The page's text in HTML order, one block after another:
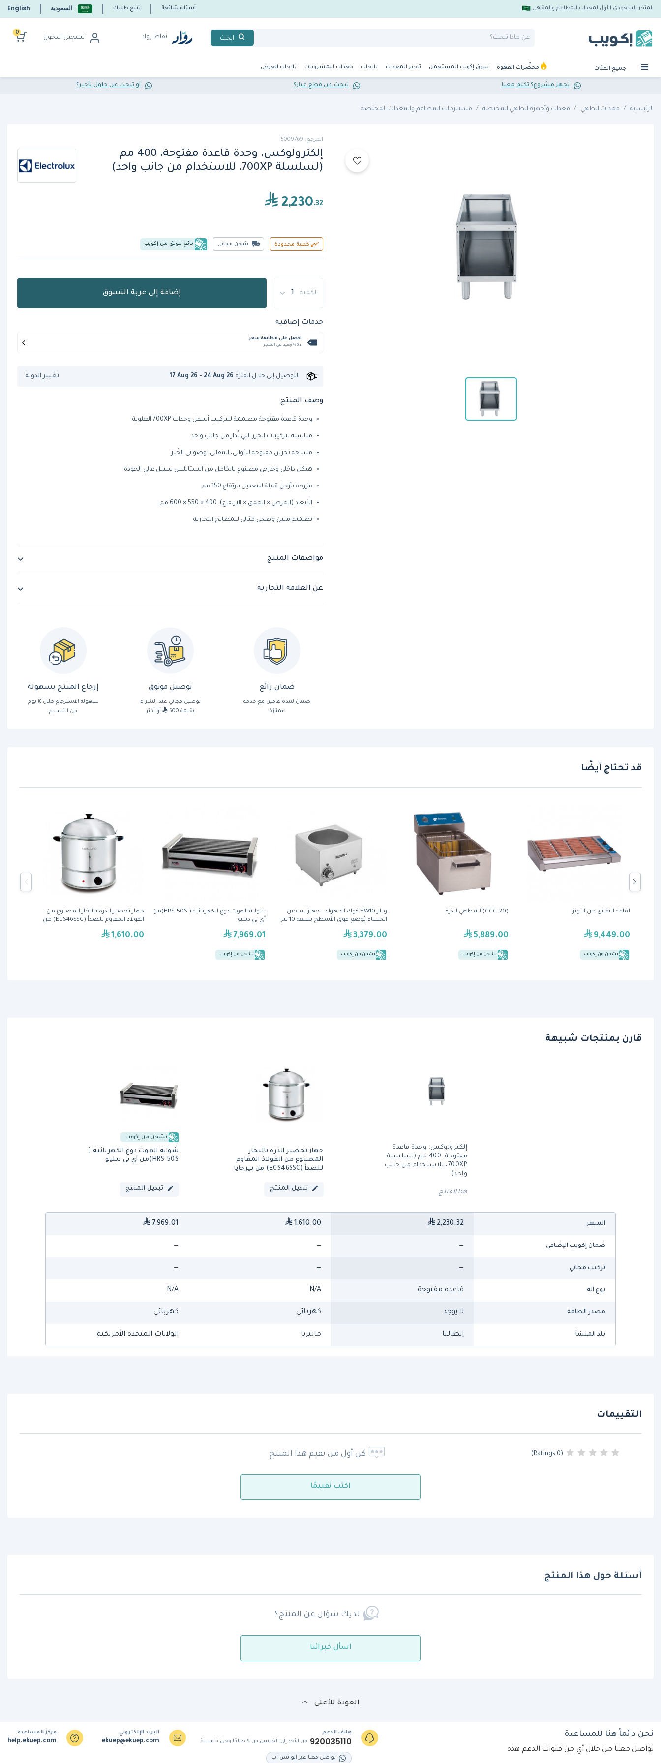
المتجر السعودي الأول لمعدات المطاعم والمقاهي أسئلة شائعة تتبع طلبك السعودية English
ابحث نقاط رواد تسجيل الدخول
0
جميع الفئات محضِّرات القهوة سوق إكويب المستعمل تأجير المعدات ثلاجات معدات للمشروبات ثلاجات العرض
تجهز مشروع؟ تكلم معنا تبحث عن قطع غيار؟ أو تبحث عن حلول تأجير؟
الرئيسية معدات الطهي معدات وأجهزة الطهي المختصة مستلزمات المطاعم والمعدات المختصة
المرجع: 5009769
إلكترولوكس، وحدة قاعدة مفتوحة، 400 مم
(لسلسلة 700XP، للاستخدام من جانب واحد)
2,230.32
كمية محدودة شحن مجاني بائع موثق من إكويب
الكمية إضافة إلى عربة التسوق
خدمات إضافية
احصل على مطابقة سعر
+ %5 رصيد في المتجر
التوصيل إلى خلال الفترة 17 Aug 26 - 24 Aug 26 تغيير الدولة
وصف المنتج
وحدة قاعدة مفتوحة مصممة للتركيب أسفل وحدات 700XP العلوية
مناسبة لتركيبات الجزر التي تُدار من جانب واحد
مساحة تخزين مفتوحة للأواني، المقالي، وصواني الخَبز
هيكل داخلي وخارجي مصنوع بالكامل من الستانلس ستيل عالي الجودة
مزودة بأرجل قابلة للتعديل بارتفاع 150 مم
الأبعاد (العرض × العمق × الارتفاع): 400 × 550 × 600 مم
تصميم متين وصحي مثالي للمطابخ التجارية
مواصفات المنتج
عن العلامة التجارية
ضمان رائع
ضمان لمدة عامين مع خدمة
ممتازة
توصيل موثوق
توصيل مجاني عند الشراء
بقيمة 500
أو أكثر
إرجاع المنتج بسهولة
سهولة الاسترجاع خلال ١٤ يوم
من التسليم
قد تحتاج أيضًا
جهاز تحضير الذرة بالبخار المصنوع من
الفولاذ المقاوم للصدأ (ECS46SSC) من
1,610.00
شواية الهوت دوغ الكهربائية ( HRS-50S)من
أي بي دبليو
7,969.01
يشحن من إكويب
ويلز HW10 كوك آند هولد - جهاز تسخين
الحساء يُوضع فوق الأسطح بسعة 10 لتر
3,379.00
يشحن من إكويب
(CCC-20) آلة طهي الذرة
5,889.00
يشحن من إكويب
لفافة النقانق من آنتونز
9,449.00
يشحن من إكويب
قارن بمنتجات شبيهة
إلكترولوكس، وحدة قاعدة
مفتوحة، 400 مم (لسلسلة
700XP، للاستخدام من جانب
واحد)
هذا المنتج
جهاز تحضير الذرة بالبخار
المصنوع من الفولاذ المقاوم
للصدأ (ECS46SSC) من بيرجايا
تبديل المنتج
يشحن من إكويب
شواية الهوت دوغ الكهربائية (
HRS-50S)من أي بي دبليو
تبديل المنتج
السعر 2,230.32
1,610.00
7,969.01
ضمان إكويب الإضافي —
—
—
تركيب مجاني —
—
—
نوع آلة قاعدة مفتوحة N/A
N/A
مصدر الطاقة لا يوجد كهربائي كهربائي
بلد المنشأ إيطاليا ماليزيا الولايات المتحدة الأمريكية
التقييمات
(0 Ratings) كن أول من يقيم هذا المنتج
اكتب تقييمًا
أسئلة حول هذا المنتج
لديك سؤال عن المنتج؟
اسأل خبرائنا
العودة للأعلى
نحن دائماً هنا للمساعدة
تواصل معنا من خلال أي من قنوات الدعم هذه
هاتف الدعم
920035110 من الأحد إلى الخميس من 9 صباحًا وحتى 5 مساءً
تواصل معنا عبر الواتس اب
البريد الإلكتروني
ekuep@ekuep.com
مركز المساعدة
help.ekuep.com